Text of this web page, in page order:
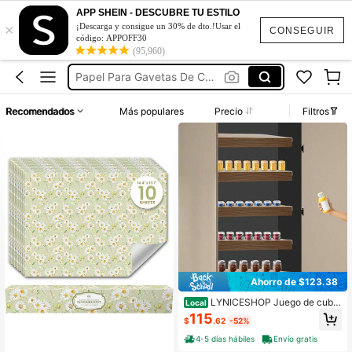
CONSEGUIR
×
APP SHEIN - DESCUBRE TU ESTILO
¡Descarga y consigue un 30% de dto.!Usar el
código: APPOFF30
(95,960)
Vestidos Elegantes De Mujer
Decoración Para Mesa De Manicura
Forro De Papel
Papel Para Gavetas De Cocina
Vestidos Elegantes De Mujer
Recomendados Más populares Precio Filtros
Ahorro de $123.38
Local LYNICESHOP Juego de cubie
rtas para estantería de alambre de
33x16 pulgadas, 5 piezas de cubier
tas para estantería, revestimiento d
e estantería de grano de madera PV
$115.62 -52%
4-5 días hábiles
Envío gratis